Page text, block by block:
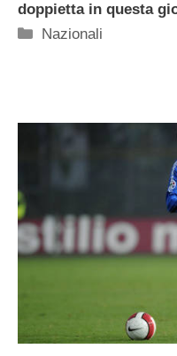
doppietta in questa
Categorie
Nazionali